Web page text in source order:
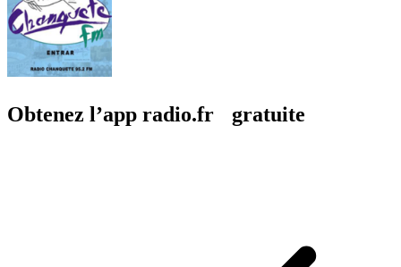
Obtenez l’app radio.fr gratuite